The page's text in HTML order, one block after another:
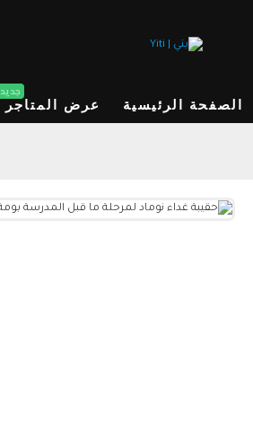
الصفحة الرئيسية عرض المتاجر
جديد